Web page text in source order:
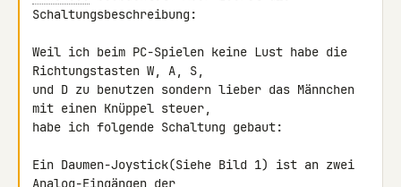
Schaltungsbeschreibung:
Weil ich beim PC-Spielen keine Lust habe die
Richtungstasten W, A, S,
und D zu benutzen sondern lieber das Männchen
mit einen Knüppel steuer,
habe ich folgende Schaltung gebaut:
Ein Daumen-Joystick(Siehe Bild 1) ist an zwei
Analog-Eingängen der